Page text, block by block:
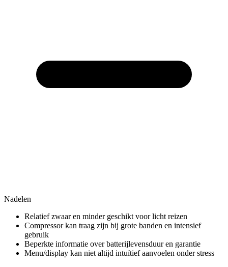
Nadelen
Relatief zwaar en minder geschikt voor licht reizen
Compressor kan traag zijn bij grote banden en intensief
gebruik
Beperkte informatie over batterijlevensduur en garantie
Menu/display kan niet altijd intuïtief aanvoelen onder stress